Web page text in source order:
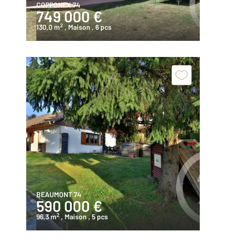
COPPONEX 74
749 000 €
130,0 m2 , Maison , 6 pcs
BEAUMONT 74
590 000 €
96,3 m2 , Maison, 5 pcs